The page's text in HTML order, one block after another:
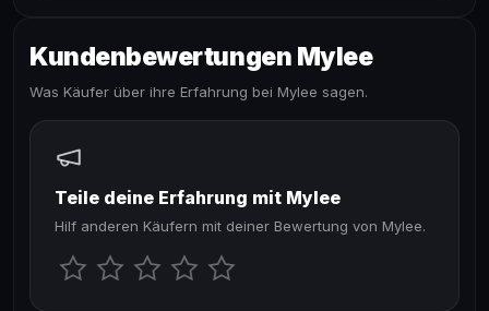
Kundenbewertungen Mylee
Was Käufer über ihre Erfahrung bei Mylee sagen.
Teile deine Erfahrung mit Mylee
Hilf anderen Käufern mit deiner Bewertung von Mylee.